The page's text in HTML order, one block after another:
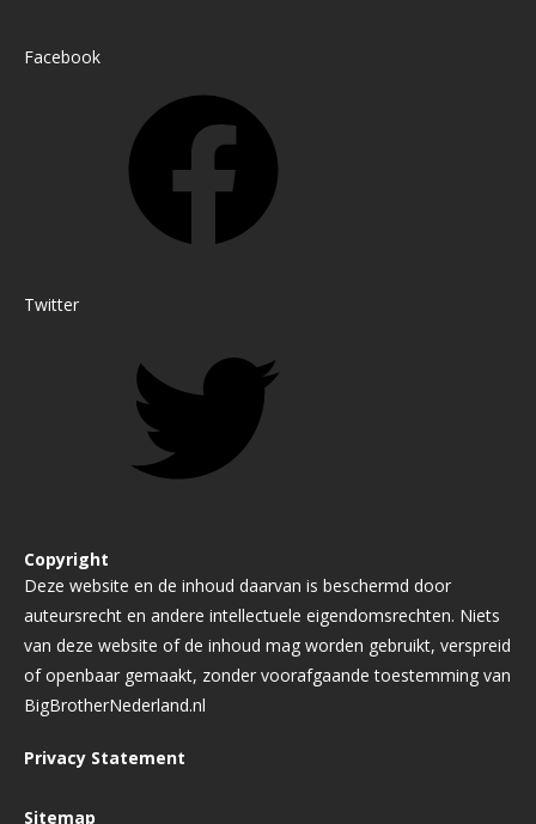
Facebook
Twitter
Copyright
Deze website en de inhoud daarvan is beschermd door
auteursrecht en andere intellectuele eigendomsrechten. Niets
van deze website of de inhoud mag worden gebruikt, verspreid
of openbaar gemaakt, zonder voorafgaande toestemming van
BigBrotherNederland.nl
Privacy Statement
Sitemap